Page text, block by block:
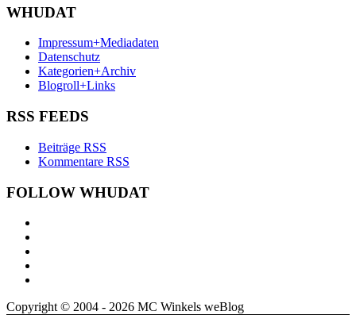
WHUDAT
Impressum+Mediadaten
Datenschutz
Kategorien+Archiv
Blogroll+Links
RSS FEEDS
Beiträge RSS
Kommentare RSS
FOLLOW WHUDAT
Copyright © 2004 - 2026 MC Winkels weBlog